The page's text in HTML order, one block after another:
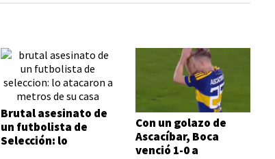
Brutal asesinato de
un futbolista de
Selección: lo
Con un golazo de
Ascacíbar, Boca
venció 1-0 a